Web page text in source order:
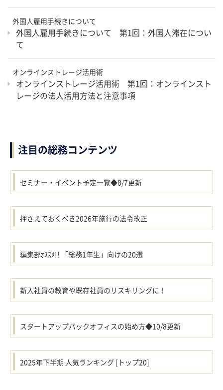
外国人雇用手続きについて
外国人雇用手続きについて 第1回：外国人滞在につい
て
オンラインストレージ活用術
オンラインストレージ活用術 第1回：オンラインスト
レージの法人活用方法と注意事項
注目の総務コンテンツ
セミナー・イベント予定一覧◆8/7更新
押さえておくべき2026年施行の法令改正
編集部ｵｽｽﾒ!! 「総務1年生」向けの20選
新入社員の教育や既存社員のリスキリングに！
スタートアップバックオフィスの始め方◆10/8更新
2025年下半期 人気ランキング [トップ20]